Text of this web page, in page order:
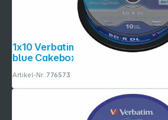
1x10 Verbatim BD-R Blu-Ray 50GB 6x Speed, white
blue Cakebox
Artikel-Nr.:776573